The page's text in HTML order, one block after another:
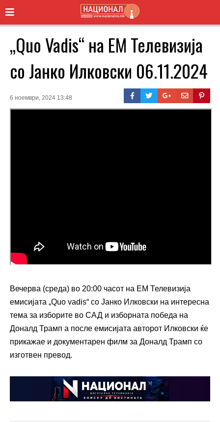
„Quo Vadis“ на ЕМ Телевизија
со Јанко Илковски 06.11.2024
6 ноември, 2024 13:48
Вечерва (среда) во 20:00 часот на ЕМ Телевизија
емисијата „Quo vadis“ со Јанко Илковски на интересна
тема за изборите во САД и изборната победа на
Доналд Трамп а после емисијата авторот Илковски ќе
прикажае и документарен филм за Доналд Трамп со
изготвен превод.